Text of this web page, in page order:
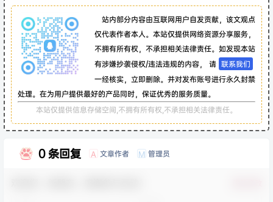
站内部分内容由互联网用户自发贡献，该文观点
仅代表作者本人。本站仅提供网络资源分享服务，
不拥有所有权，不承担相关法律责任。如发现本站
有涉嫌抄袭侵权/违法违规的内容， 请 联系我们
一经核实，立即删除。并对发布账号进行永久封禁
处理。在为用户提供最好的产品同时，保证优秀的服务质量。
本站仅提供信息存储空间,不拥有所有权,不承担相关法律责任。
0 条回复 A 文章作者 M 管理员